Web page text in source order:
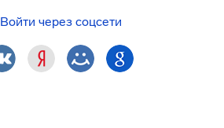
Войти через соцсети